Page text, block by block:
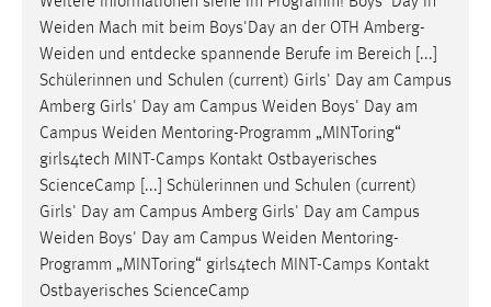
Weiden Mach mit beim Boys'Day an der OTH Amberg-
Weiden und entdecke spannende Berufe im Bereich [...]
Schülerinnen und Schulen (current) Girls' Day am Campus
Amberg Girls' Day am Campus Weiden Boys' Day am
Campus Weiden Mentoring-Programm „MINToring“
girls4tech MINT-Camps Kontakt Ostbayerisches
ScienceCamp [...] Schülerinnen und Schulen (current)
Girls' Day am Campus Amberg Girls' Day am Campus
Weiden Boys' Day am Campus Weiden Mentoring-
Programm „MINToring“ girls4tech MINT-Camps Kontakt
Ostbayerisches ScienceCamp
Name:
_fbp
Anbieter:
Facebook
Zweck:
Conversion-Tracking
Cookie Laufzeit:
3 Monate